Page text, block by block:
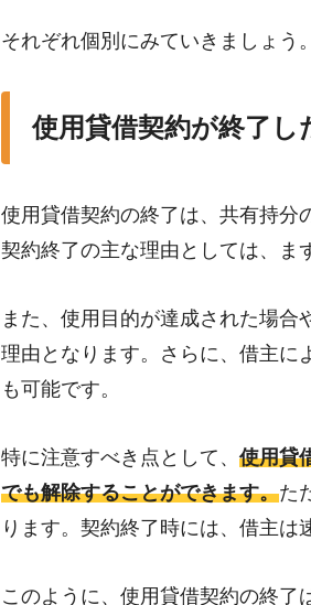
それぞれ個別にみていきましょう。
使用貸借契約が終了し
使用貸借契約の終了は、共有持分
契約終了の主な理由としては、ま
また、使用目的が達成された場
理由となります。さらに、借主に
も可能です。
特に注意すべき点として、 使用貸
でも解除することができます。た
ります。契約終了時には、借主は
このように、使用貸借契約の終了